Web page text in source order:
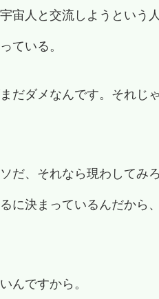
宙人と交流しようという
ている。
だダメなんです。それじ
だ、それなら現わしてみ
に決まっているんだから
んですから。